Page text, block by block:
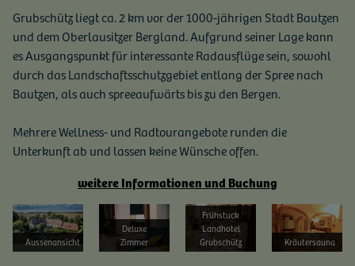
Grubschütz liegt ca. 2 km vor der 1000-jährigen Stadt Bautzen
und dem Oberlausitzer Bergland. Aufgrund seiner Lage kann
es Ausgangspunkt für interessante Radausflüge sein, sowohl
durch das Landschaftsschutzgebiet entlang der Spree nach
Bautzen, als auch spreeaufwärts bis zu den Bergen.
Mehrere Wellness- und Radtourangebote runden die
Unterkunft ab und lassen keine Wünsche offen.
weitere Informationen und Buchung
Bild vergrößern
Aussenansicht
Bild vergrößern
Deluxe
Zimmer
Bild vergrößern
Frühstuck
Landhotel
Grubschütz
Bild vergrößern
Kräutersauna